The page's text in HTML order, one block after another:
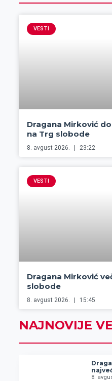
VESTI
Dragana Mirković
na Trg slobode
8. avgust 2026. 23:22
VESTI
Dragana Mirković
slobode
8. avgust 2026. 15:45
NAJNOVIJE
8.